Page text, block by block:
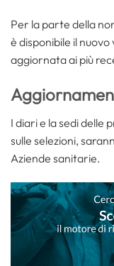
Per la parte della
è disponibile il nuovo
aggiornata ai più
I diari e la sedi delle
sulle selezioni,
Aziende sanitarie.